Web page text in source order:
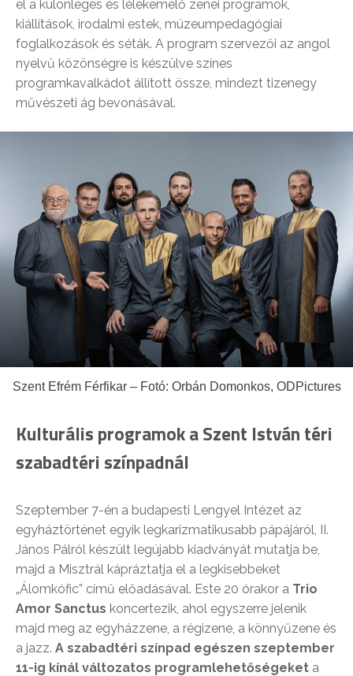
el a különleges és lélekemelő zenei programok,
kiállítások, irodalmi estek, múzeumpedagógiai
foglalkozások és séták. A program szervezői az angol
nyelvű közönségre is készülve színes
programkavalkádot állított össze, mindezt tizenegy
művészeti ág bevonásával.
Szent Efrém Férfikar – Fotó: Orbán Domonkos, ODPictures
Kulturális programok a Szent István téri
szabadtéri színpadnál
Szeptember 7-én a budapesti Lengyel Intézet az
egyháztörténet egyik legkarizmatikusabb pápájáról, II.
János Pálról készült legújabb kiadványát mutatja be,
majd a Misztrál kápráztatja el a legkisebbeket
„Álomkófic” című előadásával. Este 20 órakor a Trio
Amor Sanctus koncertezik, ahol egyszerre jelenik
majd meg az egyházzene, a régizene, a könnyűzene és
a jazz. A szabadtéri színpad egészen szeptember
11-ig kínál változatos programlehetőségeket a